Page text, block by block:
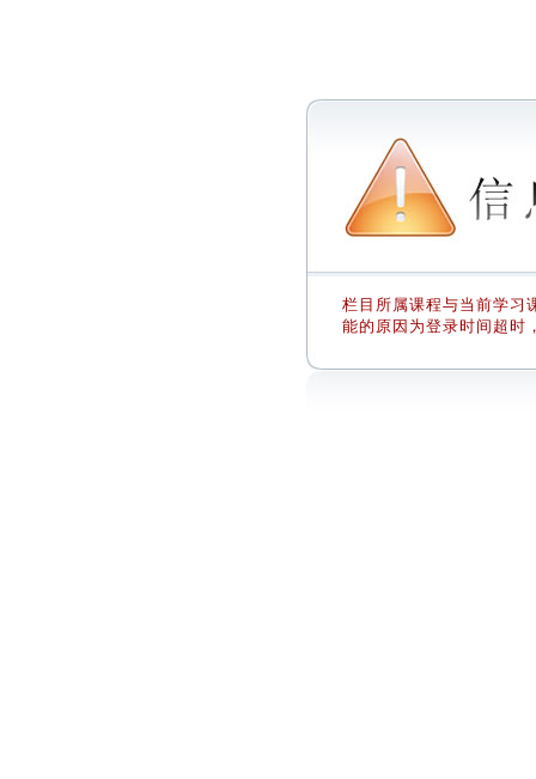
栏目所属课程与当前学习
能的原因为登录时间超时